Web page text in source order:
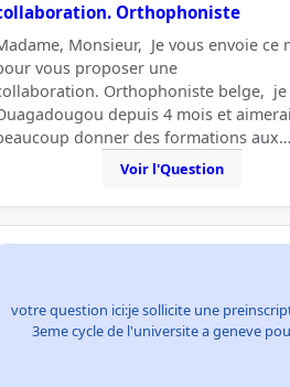
Orthophoniste
Monsieur, Je vous envoie ce
vous proposer une
Orthophoniste belge, je
depuis 4 mois et
donner des formations aux…
Voir l'Question
votre question ici:je sollicite une
3eme cycle de l'universite a geneve